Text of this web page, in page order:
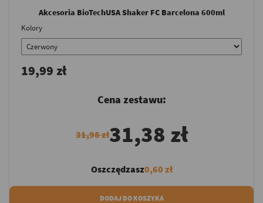
Akcesoria BioTechUSA Shaker FC Barcelona 600ml
Kolory
19,99 zł
Cena zestawu:
31,98 zł31,38 zł
Oszczędzasz0,60 zł
DODAJ DO KOSZYKA